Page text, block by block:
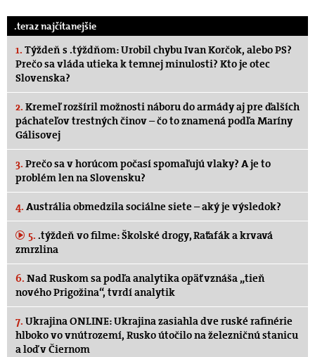
.teraz najčítanejšie
1. Týždeň s .týždňom: Urobil chybu Ivan Korčok, alebo PS?
Prečo sa vláda utieka k temnej minulosti? Kto je otec
Slovenska?
2. Kremeľ rozšíril možnosti náboru do armády aj pre ďalších
páchateľov trestných činov – čo to znamená podľa Maríny
Gálisovej
3. Prečo sa v horúcom počasí spomaľujú vlaky? A je to
problém len na Slovensku?
4. Austrália obmedzila sociálne siete – aký je výsledok?
5. .týždeň vo filme: Školské drogy, Raťafák a krvavá
zmrzlina
6. Nad Ruskom sa podľa analytika opäť vznáša „tieň
nového Prigožina“, tvrdí analytik
7. Ukrajina ONLINE: Ukrajina zasiahla dve ruské rafinérie
hlboko vo vnútrozemí, Rusko útočilo na železničnú stanicu
a loď v Čiernom